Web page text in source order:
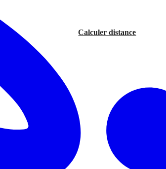
Calculer distance